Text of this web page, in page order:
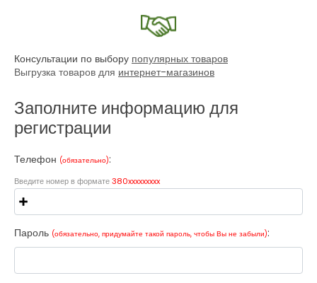
Консультации по выбору популярных товаров
Выгрузка товаров для интернет-магазинов
Заполните информацию для
регистрации
Телефон (обязательно):
Введите номер в формате380xxxxxxxxx
Пароль (обязательно, придумайте такой пароль, чтобы Вы не забыли):